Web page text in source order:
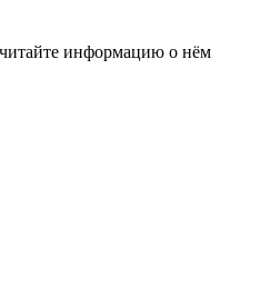
читайте информацию о нём